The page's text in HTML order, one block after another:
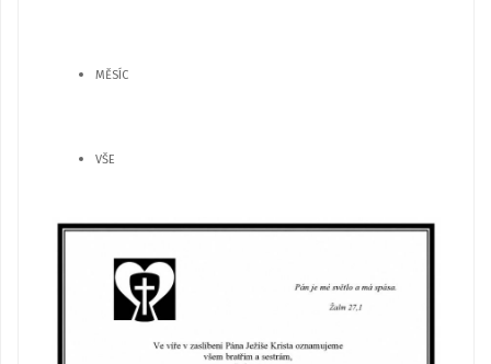
MĚSÍC
VŠE